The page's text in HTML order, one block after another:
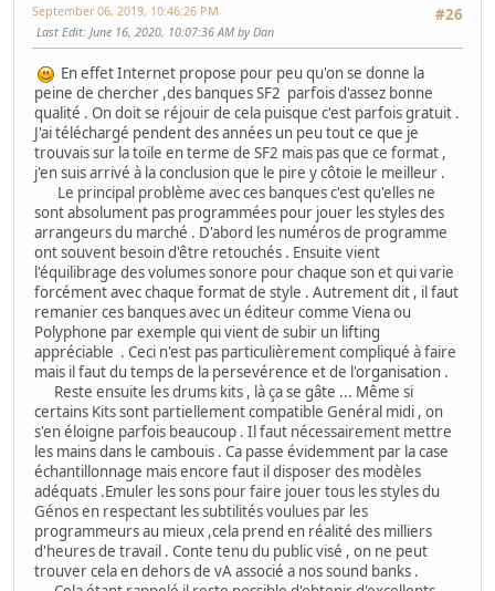
#26
September 06, 2019, 10:46:26 PM
Last Edit: June 16, 2020, 10:07:36 AM by Dan
En effet Internet propose pour peu qu'on se donne la
peine de chercher ,des banques SF2 parfois d'assez bonne
qualité . On doit se réjouir de cela puisque c'est parfois gratuit .
J'ai téléchargé pendent des années un peu tout ce que je
trouvais sur la toile en terme de SF2 mais pas que ce format ,
j'en suis arrivé à la conclusion que le pire y côtoie le meilleur .
Le principal problème avec ces banques c'est qu'elles ne
sont absolument pas programmées pour jouer les styles des
arrangeurs du marché . D'abord les numéros de programme
ont souvent besoin d'être retouchés . Ensuite vient
l'équilibrage des volumes sonore pour chaque son et qui varie
forcément avec chaque format de style . Autrement dit , il faut
remanier ces banques avec un éditeur comme Viena ou
Polyphone par exemple qui vient de subir un lifting
appréciable . Ceci n'est pas particulièrement compliqué à faire
mais il faut du temps de la persevérence et de l'organisation .
Reste ensuite les drums kits , là ça se gâte ... Même si
certains Kits sont partiellement compatible Genéral midi , on
s'en éloigne parfois beaucoup . Il faut nécessairement mettre
les mains dans le cambouis . Ca passe évidemment par la case
échantillonnage mais encore faut il disposer des modèles
adéquats .Emuler les sons pour faire jouer tous les styles du
Génos en respectant les subtilités voulues par les
programmeurs au mieux ,cela prend en réalité des milliers
d'heures de travail . Conte tenu du public visé , on ne peut
trouver cela en dehors de vA associé a nos sound banks .